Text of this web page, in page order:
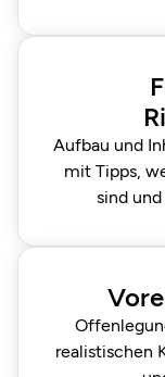
Aufbau und
mit Tipps,
sind
realistischen